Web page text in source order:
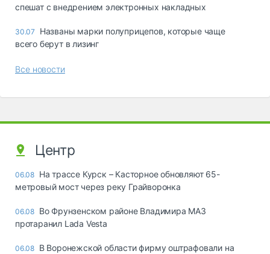
спешат с внедрением электронных накладных
30.07
Названы марки полуприцепов, которые чаще
всего берут в лизинг
Все новости
Центр
06.08 На трассе Курск – Касторное обновляют 65-
метровый мост через реку Грайворонка
06.08 Во Фрунзенском районе Владимира МАЗ
протаранил Lada Vesta
06.08 В Воронежской области фирму оштрафовали на